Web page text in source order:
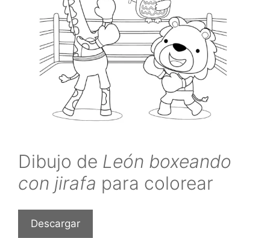
Dibujo de León boxeando
con jirafa para colorear
Descargar